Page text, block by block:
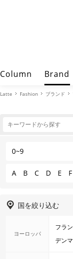
Column Brand
Latte Fashion ブランド
0~9
A B C D E F
国を絞り込む
ヨーロッパ
フラ
デン